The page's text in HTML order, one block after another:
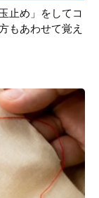
止め」をしてコ
もあわせて覚え